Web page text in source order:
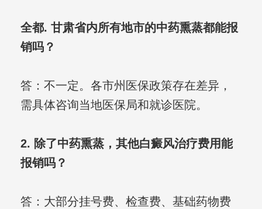
全都. 甘肃省内所有地市的中药熏蒸都能报
销吗？
答：不一定。各市州医保政策存在差异，
需具体咨询当地医保局和就诊医院。
2. 除了中药熏蒸，其他白癜风治疗费用能
报销吗？
答：大部分挂号费、检查费、基础药物费